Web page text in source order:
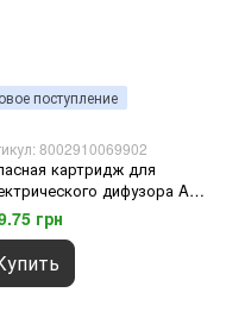
поступление
8002910069902
картридж для
дифузора AIR
deo ricarica x elettr peonia
грн